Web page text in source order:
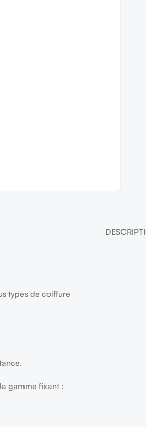
types de coiffure
gamme fixant :